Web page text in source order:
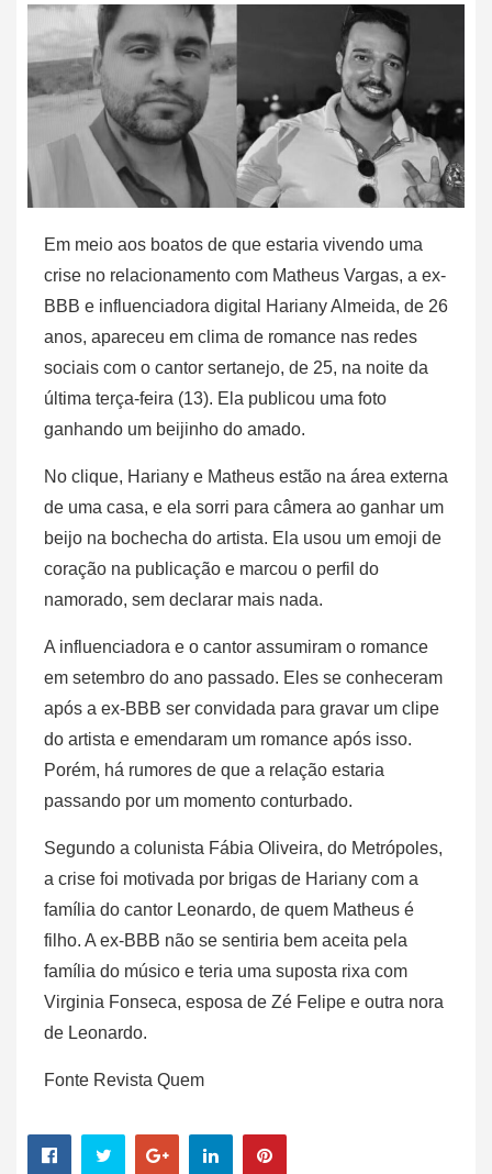
Em meio aos boatos de que estaria vivendo uma
crise no relacionamento com Matheus Vargas, a ex-
BBB e influenciadora digital Hariany Almeida, de 26
anos, apareceu em clima de romance nas redes
sociais com o cantor sertanejo, de 25, na noite da
última terça-feira (13). Ela publicou uma foto
ganhando um beijinho do amado.
No clique, Hariany e Matheus estão na área externa
de uma casa, e ela sorri para câmera ao ganhar um
beijo na bochecha do artista. Ela usou um emoji de
coração na publicação e marcou o perfil do
namorado, sem declarar mais nada.
A influenciadora e o cantor assumiram o romance
em setembro do ano passado. Eles se conheceram
após a ex-BBB ser convidada para gravar um clipe
do artista e emendaram um romance após isso.
Porém, há rumores de que a relação estaria
passando por um momento conturbado.
Segundo a colunista Fábia Oliveira, do Metrópoles,
a crise foi motivada por brigas de Hariany com a
família do cantor Leonardo, de quem Matheus é
filho. A ex-BBB não se sentiria bem aceita pela
família do músico e teria uma suposta rixa com
Virginia Fonseca, esposa de Zé Felipe e outra nora
de Leonardo.
Fonte Revista Quem